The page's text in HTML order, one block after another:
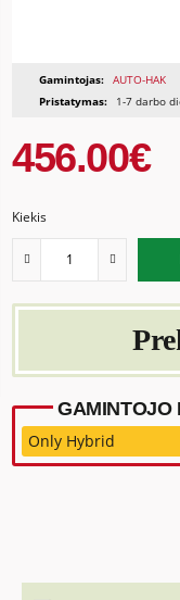
Gamintojas: AUTO-HAK
Pristatymas:
1-7 darbo
456.00€
Kiekis
GAMINTOJO
Only Hybrid